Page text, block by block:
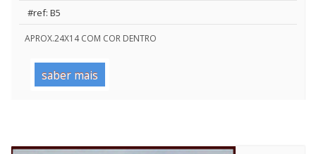
#ref: B5
APROX.24X14 COM COR DENTRO
saber mais